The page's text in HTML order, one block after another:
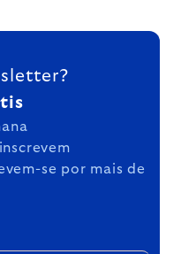
se por mais de